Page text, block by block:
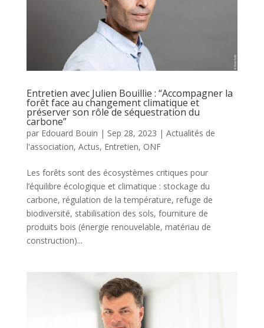
Entretien avec Julien Bouillie : “Accompagner la
forêt face au changement climatique et
préserver son rôle de séquestration du
carbone”
par Edouard Bouin | Sep 28, 2023 | Actualités de
l'association, Actus, Entretien, ONF
Les forêts sont des écosystèmes critiques pour
l’équilibre écologique et climatique : stockage du
carbone, régulation de la température, refuge de
biodiversité, stabilisation des sols, fourniture de
produits bois (énergie renouvelable, matériau de
construction)...